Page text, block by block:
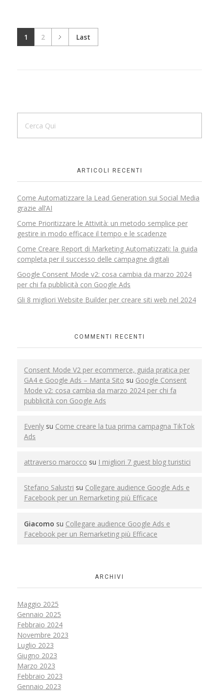
1 2 Last
ARTICOLI RECENTI
Come Automatizzare la Lead Generation sui Social Media
grazie all’AI
Come Prioritizzare le Attività: un metodo semplice per
gestire in modo efficace il tempo e le scadenze
Come Creare Report di Marketing Automatizzati: la guida
completa per il successo delle campagne digitali
Google Consent Mode v2: cosa cambia da marzo 2024
per chi fa pubblicità con Google Ads
Gli 8 migliori Website Builder per creare siti web nel 2024
COMMENTI RECENTI
Consent Mode V2 per ecommerce, guida pratica per
GA4 e Google Ads – Manta Sito su Google Consent
Mode v2: cosa cambia da marzo 2024 per chi fa
pubblicità con Google Ads
Evenly su Come creare la tua prima campagna TikTok
Ads
attraverso marocco su I migliori 7 guest blog turistici
Stefano Salustri su Collegare audience Google Ads e
Facebook per un Remarketing più Efficace
Giacomo su Collegare audience Google Ads e
Facebook per un Remarketing più Efficace
ARCHIVI
Maggio 2025
Gennaio 2025
Febbraio 2024
Novembre 2023
Luglio 2023
Giugno 2023
Marzo 2023
Febbraio 2023
Gennaio 2023